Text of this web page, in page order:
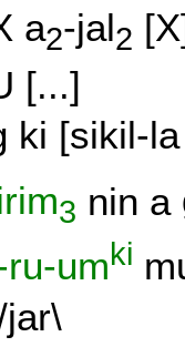
a2-jal2 [X
[...]
ki [sikil-la
3 nin a
ru-umki
\